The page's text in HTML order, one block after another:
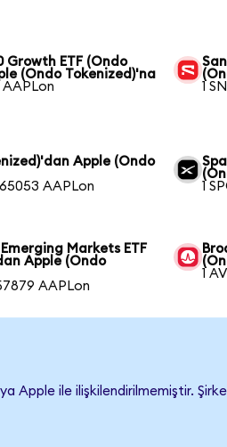
Growth ETF (Ondo
(Ondo Tokenized)'na
AAPLon
1
Apple (Ondo
AAPLon
1
Markets ETF
Apple (Ondo
AAPLon
1
Apple ile ilişkilendirilmemiştir.